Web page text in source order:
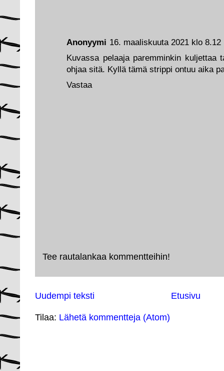
Anonyymi 16. maaliskuuta 2021 klo 8.12
Kuvassa pelaaja paremminkin
ohjaa sitä. Kyllä tämä strippi ontuu aika
Vastaa
Tee rautalankaa kommentteihin!
Uudempi teksti Etusivu
Tilaa: Lähetä kommentteja (Atom)